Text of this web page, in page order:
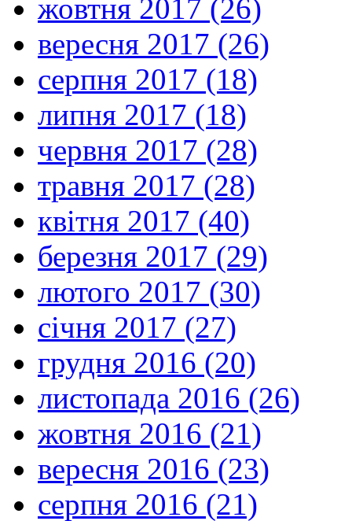
жовтня 2017 (26)
вересня 2017 (26)
серпня 2017 (18)
липня 2017 (18)
червня 2017 (28)
травня 2017 (28)
квітня 2017 (40)
березня 2017 (29)
лютого 2017 (30)
січня 2017 (27)
грудня 2016 (20)
листопада 2016 (26)
жовтня 2016 (21)
вересня 2016 (23)
серпня 2016 (21)